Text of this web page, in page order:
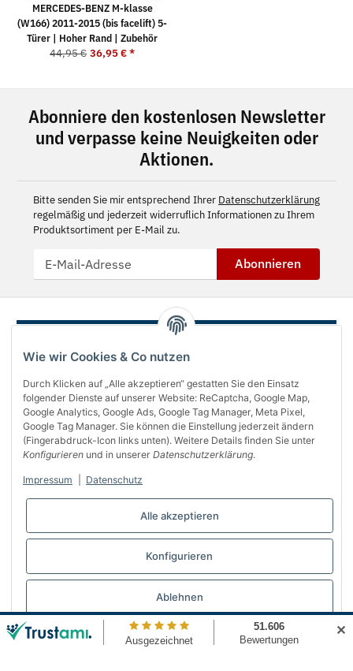
Wie wir Cookies & Co nutzen
Durch Klicken auf „Alle akzeptieren“ gestatten Sie den Einsatz
folgender Dienste auf unserer Website: ReCaptcha, Google Map,
Google Analytics, Google Ads, Google Tag Manager, Meta Pixel,
Google Tag Manager. Sie können die Einstellung jederzeit ändern
(Fingerabdruck-Icon links unten). Weitere Details finden Sie unter
Konfigurieren und in unserer Datenschutzerklärung.
Impressum Datenschutz
Alle akzeptieren
Konfigurieren
Ablehnen
MERCEDES-BENZ M-klasse
(W166) 2011-2015 (bis facelift) 5-
Türer | Hoher Rand | Zubehör
44,95 € 36,95 €*
Abonniere den kostenlosen Newsletter
und verpasse keine Neuigkeiten oder
Aktionen.
Bitte senden Sie mir entsprechend Ihrer Datenschutzerklärung
regelmäßig und jederzeit widerruflich Informationen zu Ihrem
Produktsortiment per E-Mail zu.
Abonnieren
Über uns
Informationen
Bequem bezahlen
✕